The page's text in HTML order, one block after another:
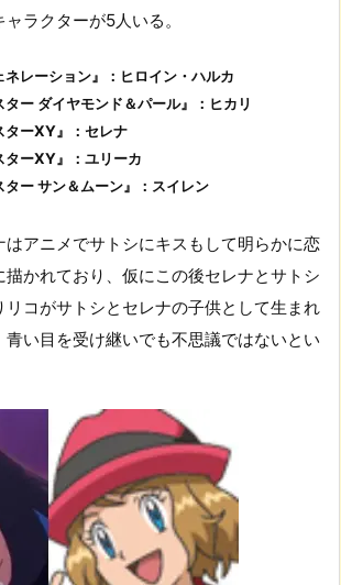
ラクターが5人いる。
ネレーション』：ヒロイン・ハルカ
ター ダイヤモンド＆パール』：ヒカリ
ターXY』：セレナ
ターXY』：ユリーカ
ター サン＆ムーン』：スイレン
はアニメでサトシにキスもして明らかに恋
かれており、仮にこの後セレナとサトシ
リコがサトシとセレナの子供として生まれ
青い目を受け継いでも不思議ではないとい